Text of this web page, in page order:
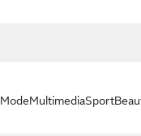
ModeMultimediaSport